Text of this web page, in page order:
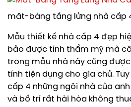
măt-bàng tầng lửng nhà cấp
Mẫu thiết kế nhà cấp 4 đẹp
bảo được tính thẩm mỹ mà
trong mẫu nhà này cũng
tính tiện dụng cho gia chủ.
cấp 4 những ngôi nhà của
và bố trí rất hài hòa không